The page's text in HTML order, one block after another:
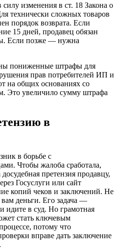
изменения в ст. 18 Закона о
технически сложных товаров
порядок возврата. Если
15 дней, продавец обязан
Если позже — нужна
пониженные штрафы для
прав потребителей ИП и
на общих основаниях со
Это увеличило сумму штрафа
в
в борьбе с
Чтобы жалоба сработала,
претензия продавцу,
Госуслуги или сайт
копий чеков и заключений. Не
деньги. Его задача —
идите в суд. Но грамотная
стать ключевым
потому что
вправе дать заключение